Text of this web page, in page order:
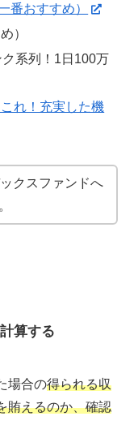
番おすすめ）
）
系列！1日100万
れ！充実した機
クスファンドへ
算する
場合の得られる収
賄えるのか、確認